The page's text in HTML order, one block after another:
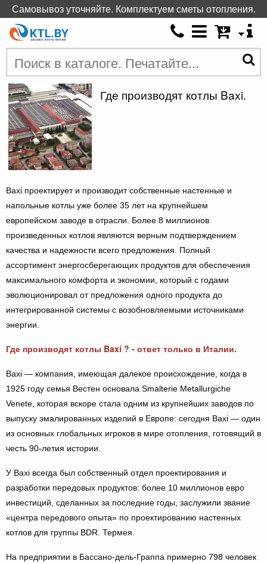
Где производят котлы Baxi.
Baxi проектирует и производит собственные настенные и
напольные котлы уже более 35 лет на крупнейшем
европейском заводе в отрасли. Более 8 миллионов
произведенных котлов являются верным подтверждением
качества и надежности всего предложения. Полный
ассортимент энергосберегающих продуктов для обеспечения
максимального комфорта и экономии, который с годами
эволюционировал от предложения одного продукта до
интегрированной системы с возобновляемыми источниками
энергии.
Где производят котлы Baxi ? - ответ только в Италии.
Baxi — компания, имеющая далекое происхождение, когда в
1925 году семья Вестен основала Smalterie Metallurgiche
Venete, которая вскоре стала одним из крупнейших заводов по
выпуску эмалированных изделий в Европе: сегодня Baxi — один
из основных глобальных игроков в мире отопления, готовящий в
честь 90-летия истории.
У Baxi всегда был собственный отдел проектирования и
разработки передовых продуктов: более 10 миллионов евро
инвестиций, сделанных за последние годы, заслужили звание
«центра передового опыта» по проектированию настенных
котлов для группы BDR. Термея.
На предприятии в Бассано-дель-Граппа примерно 798 человек
Самовывоз уточняйте. Комплектуем сметы отопления.